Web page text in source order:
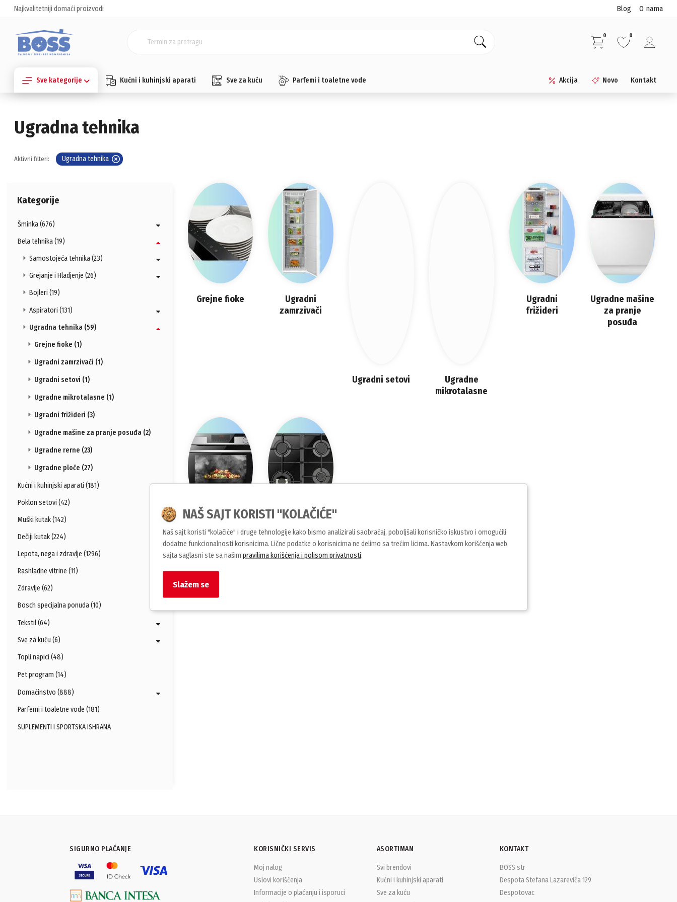
Najkvalitetniji domaći proizvodi Blog O nama
0 0
Sve kategorije Kućni i kuhinjski aparati Sve za kuću Parfemi i toaletne vode Akcija Novo Kontakt
Ugradna tehnika
Aktivni filteri: Ugradna tehnika
Kategorije
Šminka (676)
Bela tehnika (19)
Samostojeća tehnika (23)
Grejanje i Hladjenje (26)
Bojleri (19)
Aspiratori (131)
Ugradna tehnika (59)
Grejne fioke (1)
Ugradni zamrzivači (1)
Ugradni setovi (1)
Ugradne mikrotalasne (1)
Ugradni frižideri (3)
Ugradne mašine za pranje posuđa (2)
Ugradne rerne (23)
Ugradne ploče (27)
Kućni i kuhinjski aparati (181)
Poklon setovi (42)
Muški kutak (142)
Dečiji kutak (224)
Lepota, nega i zdravlje (1296)
Rashladne vitrine (11)
Zdravlje (62)
Bosch specijalna ponuda (10)
Tekstil (64)
Sve za kuću (6)
Topli napici (48)
Pet program (14)
Domaćinstvo (888)
Parfemi i toaletne vode (181)
SUPLEMENTI I SPORTSKA ISHRANA
Grejne fioke
Ugradni
zamrzivači
Ugradni setovi
Ugradne
mikrotalasne
Ugradni
frižideri
Ugradne mašine
za pranje
posuđa
Ugradne rerne Ugradne ploče
SIGURNO PLAĆANJE KORISNIČKI SERVIS
Moj nalog
Uslovi korišćenja
Informacije o plaćanju i isporuci
ASORTIMAN
Svi brendovi
Kućni i kuhinjski aparati
Sve za kuću
KONTAKT
BOSS str
Despota Stefana Lazarevića 129
Despotovac
NAŠ SAJT KORISTI "KOLAČIĆE"
Naš sajt koristi "kolačiće" i druge tehnologije kako bismo analizirali saobraćaj, poboljšali korisničko iskustvo i omogućili
dodatne funkcionalnosti korisnicima. Lične podatke o korisnicima ne delimo sa trećim licima. Nastavkom korišćenja web
sajta saglasni ste sa našim pravilima korišćenja i polisom privatnosti.
Slažem se